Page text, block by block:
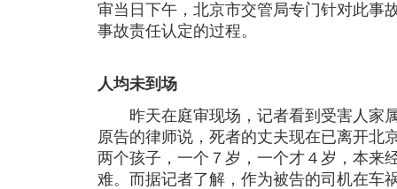
审当日下午，北京市交管局专门针对此事
事故责任认定的过程。
人均未到场
昨天在庭审现场，记者看到受害人家
原告的律师说，死者的丈夫现在已离开北
两个孩子，一个７岁，一个才４岁，本来
难。而据记者了解，作为被告的司机在车